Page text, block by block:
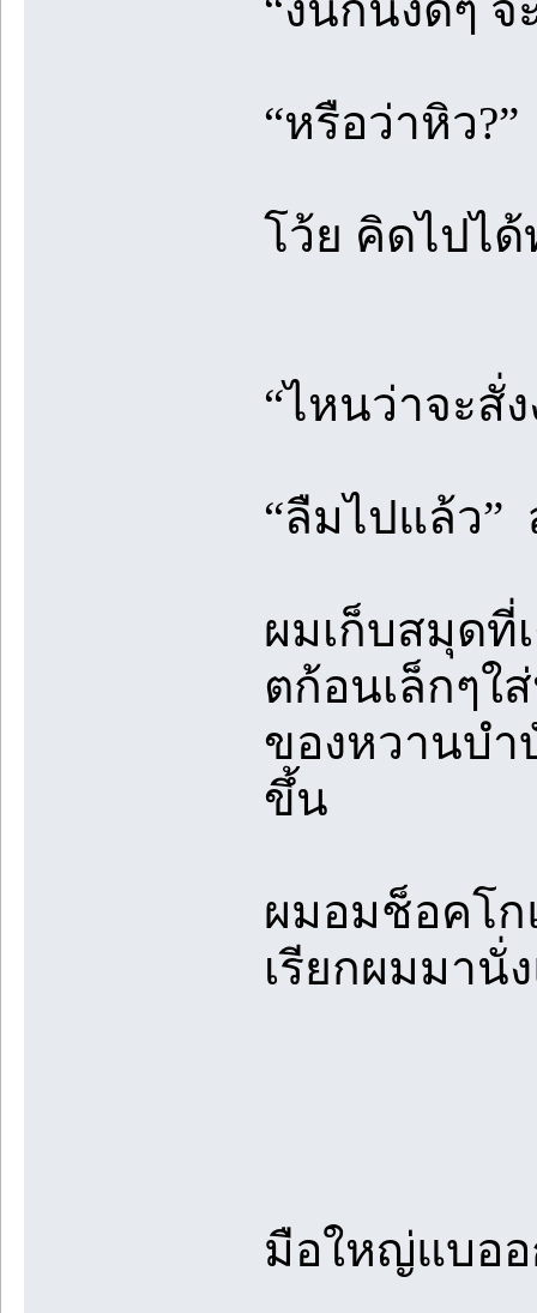
“หรือว่าหิว?”
โว้ย คิดไปได้
“ไหนว่าจะสั่
“ลืมไปแล้ว”
ผมเก็บสมุดที่
ตก้อนเล็กๆใ
ของหวานบำ
ขึ้น
ผมอมช็อคโก
เรียกผมมานั่
มือใหญ่แบอ